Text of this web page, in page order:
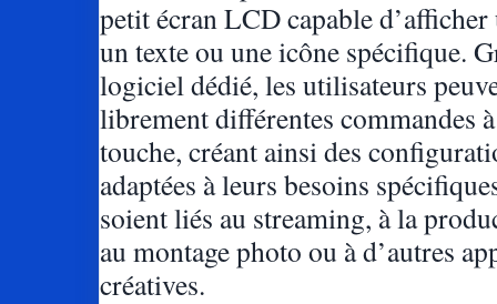
petit écran LCD capable d’afficher
un texte ou une icône spécifique.
logiciel dédié, les utilisateurs
librement différentes commandes
touche, créant ainsi des
adaptées à leurs besoins
soient liés au streaming, à la
au montage photo ou à d’autres
créatives.